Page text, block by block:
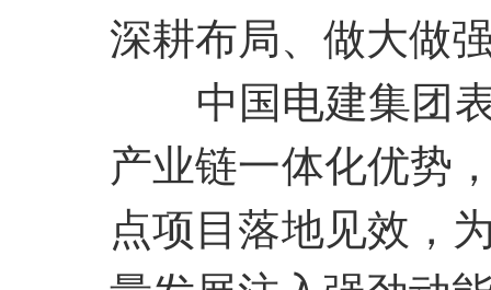
深耕布局、做大做
中国电建集团
产业链一体化优势
点项目落地见效，